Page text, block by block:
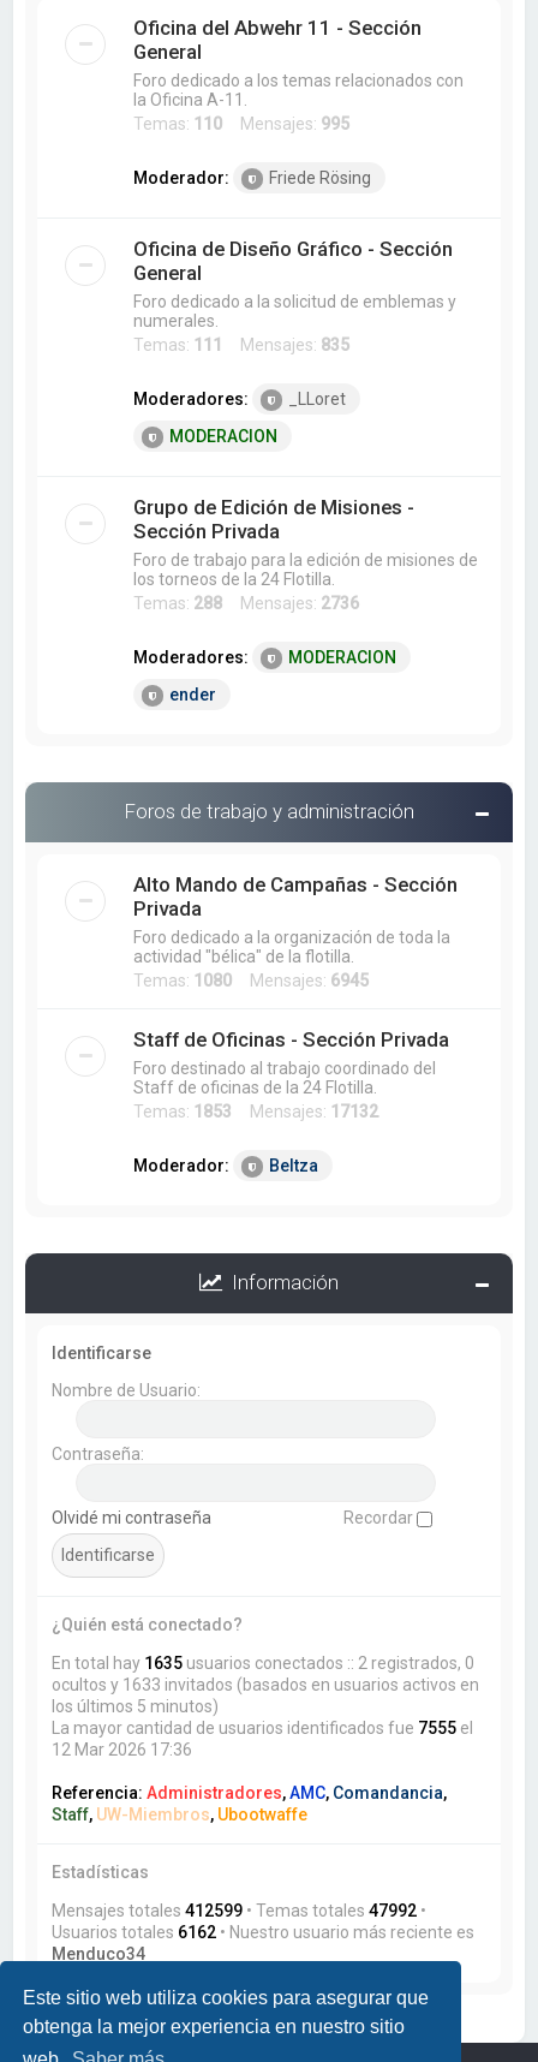
Este sitio web utiliza cookies para asegurar que
obtenga la mejor experiencia en nuestro sitio
Oficina del Abwehr 11 - Sección
General
Foro dedicado a los temas relacionados con
la Oficina A-11.
Temas: 110 Mensajes: 995
Moderador: Friede Rösing
Oficina de Diseño Gráfico - Sección
General
Foro dedicado a la solicitud de emblemas y
numerales.
Temas: 111 Mensajes: 835
Moderadores:
_LLoret
MODERACION
Grupo de Edición de Misiones -
Sección Privada
Foro de trabajo para la edición de misiones de
los torneos de la 24 Flotilla.
Temas: 288 Mensajes: 2736
Moderadores:
MODERACION
ender
Foros de trabajo y administración
Alto Mando de Campañas - Sección
Privada
Foro dedicado a la organización de toda la
actividad "bélica" de la flotilla.
Temas: 1080 Mensajes: 6945
Staff de Oficinas - Sección Privada
Foro destinado al trabajo coordinado del
Staff de oficinas de la 24 Flotilla.
Temas: 1853 Mensajes: 17132
Moderador: Beltza
Información
Identificarse
Nombre de Usuario:
Contraseña:
Olvidé mi contraseña Recordar
¿Quién está conectado?
En total hay 1635 usuarios conectados :: 2 registrados, 0
ocultos y 1633 invitados (basados en usuarios activos en
los últimos 5 minutos)
La mayor cantidad de usuarios identificados fue 7555 el
12 Mar 2026 17:36
Referencia:Administradores,AMC, Comandancia,
Staff, UW-Miembros, Ubootwaffe
Estadísticas
Mensajes totales412599 • Temas totales47992 •
Usuarios totales 6162 • Nuestro usuario más reciente es
Menduco34